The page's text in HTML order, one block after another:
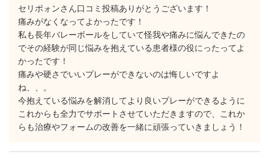
セリポォンさん口コミ投稿ありがとうございます！
痛みがなくなってよかったです！
私も長年バレーボールをしていて怪我や痛みに悩んできたの
でその経験が同じ悩みを抱えている患者様の役にったってよ
かったです！
痛みや硬さでいいプレーができないのは悔しいですよ
ね、、。
今抱えている悩みを解消してより良いプレーができるように
これからも全力でサポートさせていただきますので、これか
らも治療やフォームの改善を一緒に頑張っていきましょう！